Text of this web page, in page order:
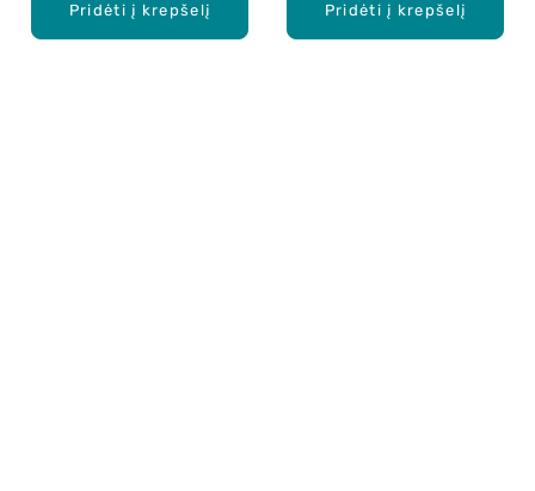
Pridėti į krepšelį Pridėti į krepšelį